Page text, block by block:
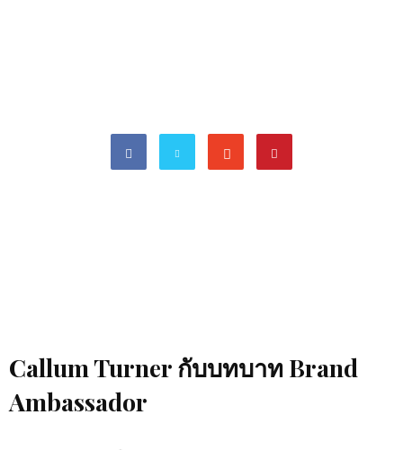
Callum Turner กับบทบาท Brand
Ambassador